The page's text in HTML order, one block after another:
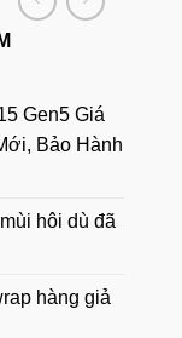
Gen5 Giá
Bảo Hành
hôi dù đã
hàng giả